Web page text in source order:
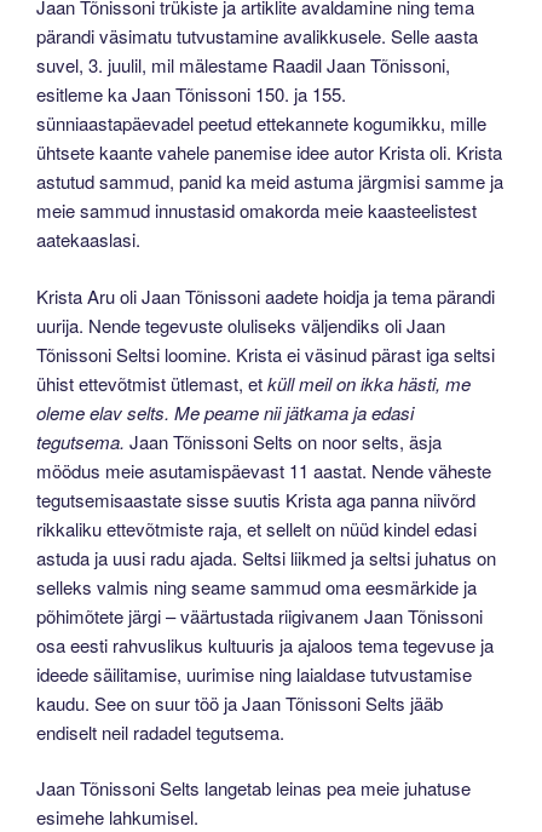
Jaan Tõnissoni trükiste ja artiklite avaldamine ning tema
pärandi väsimatu tutvustamine avalikkusele. Selle aasta
suvel, 3. juulil, mil mälestame Raadil Jaan Tõnissoni,
esitleme ka Jaan Tõnissoni 150. ja 155.
sünniaastapäevadel peetud ettekannete kogumikku, mille
ühtsete kaante vahele panemise idee autor Krista oli. Krista
astutud sammud, panid ka meid astuma järgmisi samme ja
meie sammud innustasid omakorda meie kaasteelistest
aatekaaslasi.
Krista Aru oli Jaan Tõnissoni aadete hoidja ja tema pärandi
uurija. Nende tegevuste oluliseks väljendiks oli Jaan
Tõnissoni Seltsi loomine. Krista ei väsinud pärast iga seltsi
ühist ettevõtmist ütlemast, etküll meil on ikka hästi, me
oleme elav selts. Me peame nii jätkama ja edasi
tegutsema. Jaan Tõnissoni Selts on noor selts, äsja
möödus meie asutamispäevast 11 aastat. Nende väheste
tegutsemisaastate sisse suutis Krista aga panna niivõrd
rikkaliku ettevõtmiste raja, et sellelt on nüüd kindel edasi
astuda ja uusi radu ajada. Seltsi liikmed ja seltsi juhatus on
selleks valmis ning seame sammud oma eesmärkide ja
põhimõtete järgi – väärtustada riigivanem Jaan Tõnissoni
osa eesti rahvuslikus kultuuris ja ajaloos tema tegevuse ja
ideede säilitamise, uurimise ning laialdase tutvustamise
kaudu. See on suur töö ja Jaan Tõnissoni Selts jääb
endiselt neil radadel tegutsema.
Jaan Tõnissoni Selts langetab leinas pea meie juhatuse
esimehe lahkumisel.